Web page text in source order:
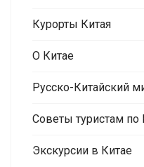
Курорты Китая
О Китае
Русско-Китайский
Советы туристам по
Экскурсии в Китае